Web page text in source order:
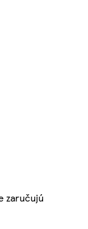
zaručujú